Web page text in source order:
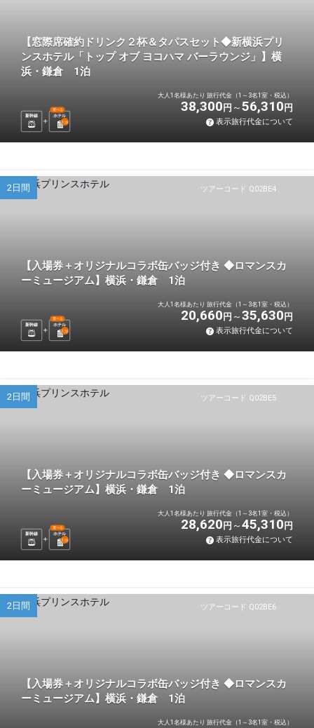
【窓際席確約ドリンク２杯＆タパスセット◆新横浜プリ
ンスホテル「トップ オブ ヨコハマ バーラウンジ」】横
浜・鎌倉 1泊
新幹線 ホテル
選べる
1 泊
大人1名様あたり 旅行代金（1～3名1室・税込）
38,300 円 56,310 円
表示旅行代金について
ツアーコード Q02BE4
2日間
【入場券＋オリジナルコラボ缶バッジ付き ◆ロマンスカ
ーミュージアム】横浜・鎌倉 1泊
新幹線 ホテル
選べる
1 泊
大人1名様あたり 旅行代金（1～3名1室・税込）
20,660 円 35,630 円
表示旅行代金について
ツアーコード Q02BE5
2日間
【入場券＋オリジナルコラボ缶バッジ付き ◆ロマンスカ
ーミュージアム】横浜・鎌倉 1泊
新幹線 ホテル
選べる
1 泊
大人1名様あたり 旅行代金（1～3名1室・税込）
28,620 円 45,310 円
表示旅行代金について
ツアーコード Q02BE6
2日間
【入場券＋オリジナルコラボ缶バッジ付き ◆ロマンスカ
ーミュージアム】横浜・鎌倉 1泊
大人1名様あたり 旅行代金（1～3名1室・税込）